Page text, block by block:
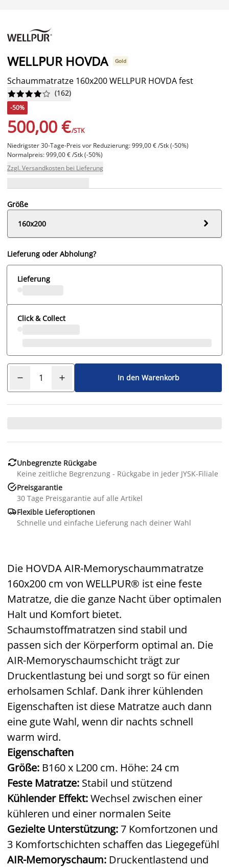
WELLPUR HOVDA Gold
Schaummatratze 160x200 WELLPUR HOVDA fest





 (162)
-50%
500,00 €/STK
Niedrigster 30-Tage-Preis vor Reduzierung: 999,00 € /Stk (-50%)
Normalpreis: 999,00 € /Stk (-50%)
Zzgl. Versandkosten bei Lieferung
Größe
160x200

Lieferung oder Abholung?
Lieferung
Click & Collect
In den Warenkorb
Unbegrenzte Rückgabe
Keine zeitliche Begrenzung - Rückgabe in jeder JYSK-Filiale
Preisgarantie
30 Tage Preisgarantie auf alle Artikel
Flexible Lieferoptionen
Schnelle und einfache Lieferung nach deiner Wahl
Die HOVDA AIR-Memoryschaummatratze
160x200 cm von WELLPUR® ist eine feste
Matratze, die die ganze Nacht über optimalen
Halt und Komfort bietet.
Schaumstoffmatratzen sind stabil und
passen sich der Körperform optimal an. Die
AIR-Memoryschaumschicht trägt zur
Druckentlastung bei und sorgt so für einen
erholsamen Schlaf. Dank ihrer kühlenden
Eigenschaften ist diese Matratze auch dann
eine gute Wahl, wenn dir nachts schnell
warm wird.
Eigenschaften
Größe: B160 x L200 cm. Höhe: 24 cm
Feste Matratze: Stabil und stützend
Kühlender Effekt:Wechsel zwischen einer
kühleren und einer normalen Seite
Gezielte Unterstützung:7 Komfortzonen und
3 Komfortschichten schaffen das Liegegefühl
AIR-Memoryschaum: Druckentlastend und